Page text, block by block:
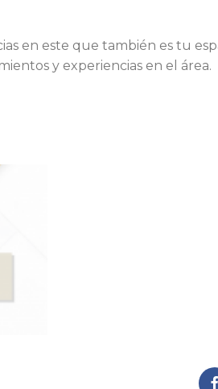
en este que también es tu
y experiencias en el área.